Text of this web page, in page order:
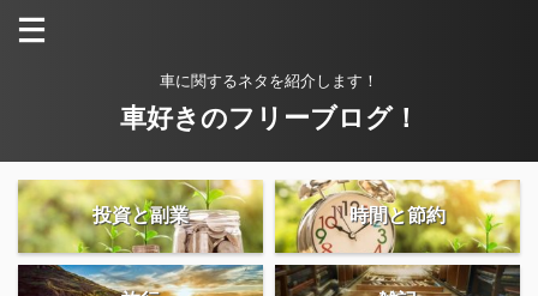
車に関するネタを紹介します！
車好きのフリーブログ！
投資と副業 時間と節約